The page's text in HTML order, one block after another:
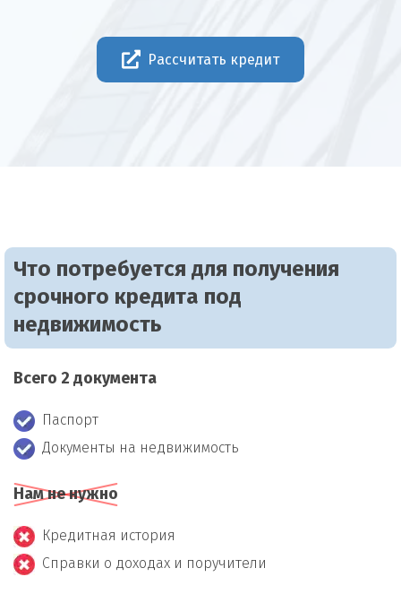
Рассчитать кредит
Что потребуется для получения
срочного кредита под
недвижимость
Всего 2 документа
Паспорт
Документы на недвижимость
Нам не нужно
Кредитная история
Справки о доходах и поручители